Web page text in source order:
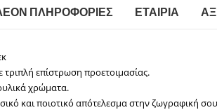
ΠΛΗΡΟΦΟΡΊΕΣ ΕΤΑΙΡΊΑ
επίστρωση προετοιμασίας.
χρώματα.
και ποιοτικό απότελεσμα στην ζωγραφική